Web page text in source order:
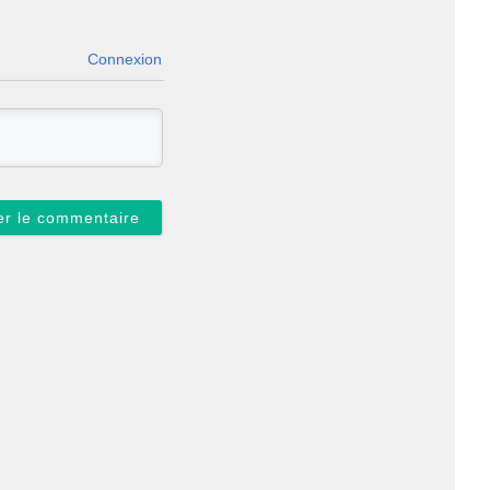
Connexion